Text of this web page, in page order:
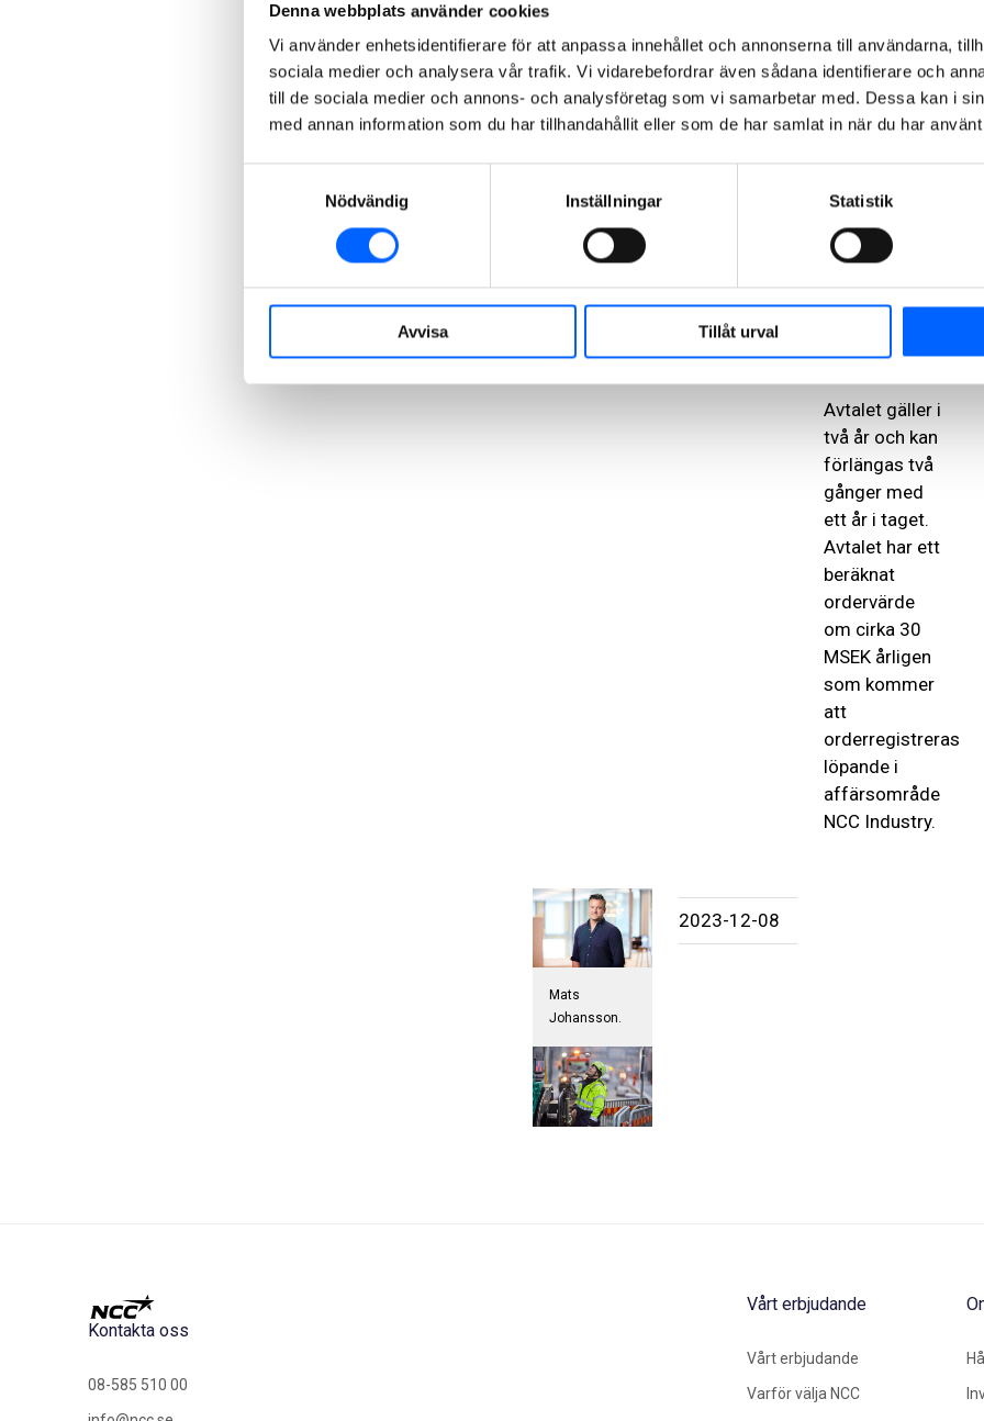
Denna webbplats använder cookies
Vi använder enhetsidentifierare för att anpassa innehållet och annonserna till användarna,
sociala medier och analysera vår trafik. Vi vidarebefordrar även sådana identifierare och
till de sociala medier och annons- och analysföretag som vi samarbetar med. Dessa kan i
med annan information som du har tillhandahållit eller som de har samlat in när du har
Nödvändig
Inställningar Statistik
Avvisa Tillåt urval
NCC:s
asfaltverk i
Sverige gjort
omställningen
tallbäcksolja,
vilket ger
lägre utsläpp
av koldioxid
jämfört med
eldningsolja.
Avtalet gäller i
två år och kan
förlängas två
gånger med
ett år i taget.
Avtalet har ett
beräknat
ordervärde
om cirka 30
MSEK årligen
som kommer
att
orderregistreras
löpande i
affärsområde
NCC Industry.
Mats
Johansson.
2023-12-08
Kontakta oss
08-585 510 00
Vårt erbjudande
Vårt erbjudande
Varför välja NCC